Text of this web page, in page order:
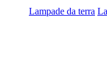
Lampade da terra